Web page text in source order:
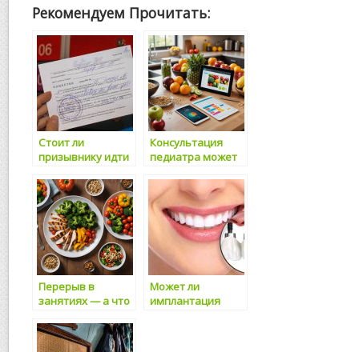
Рекомендуем Прочитать:
Стоит ли
призывнику идти
комиссариат, если
он не может
служить
Консультация
педиатра может
количество
вопросов,
возникающих у
молодых
родителей
Перерыв в
занятиях — а что
Может ли
имплантация